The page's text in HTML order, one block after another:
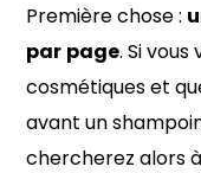
Première chose :
par page. Si
cosmétiques et
avant un
chercherez alors